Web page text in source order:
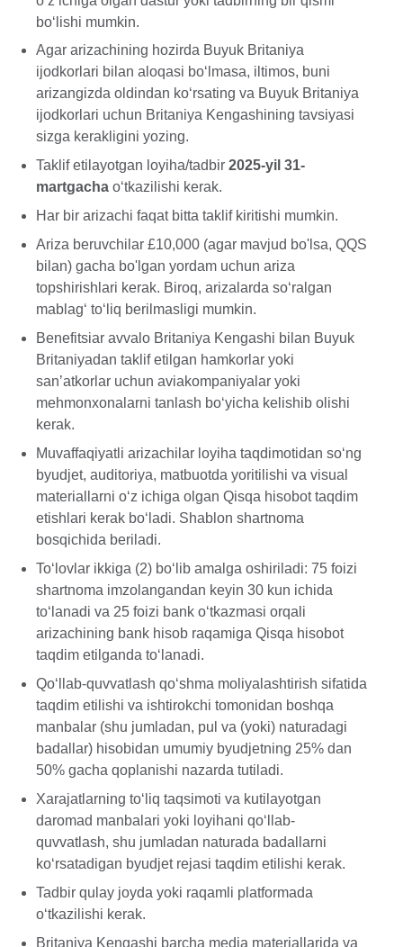
boʻlishi mumkin.
Agar arizachining hozirda Buyuk Britaniya
ijodkorlari bilan aloqasi bo‘lmasa, iltimos, buni
arizangizda oldindan koʻrsating va Buyuk Britaniya
ijodkorlari uchun Britaniya Kengashining tavsiyasi
sizga kerakligini yozing.
Taklif etilayotgan loyiha/tadbir 2025-yil 31-
martgacha o‘tkazilishi kerak.
Har bir arizachi faqat bitta taklif kiritishi mumkin.
Ariza beruvchilar £10,000 (agar mavjud bo'lsa, QQS
bilan) gacha bo'lgan yordam uchun ariza
topshirishlari kerak. Biroq, arizalarda so‘ralgan
mablag‘ toʻliq berilmasligi mumkin.
Benefitsiar avvalo Britaniya Kengashi bilan Buyuk
Britaniyadan taklif etilgan hamkorlar yoki
sanʼatkorlar uchun aviakompaniyalar yoki
mehmonxonalarni tanlash boʻyicha kelishib olishi
kerak.
Muvaffaqiyatli arizachilar loyiha taqdimotidan soʻng
byudjet, auditoriya, matbuotda yoritilishi va visual
materiallarni o‘z ichiga olgan Qisqa hisobot taqdim
etishlari kerak bo‘ladi. Shablon shartnoma
bosqichida beriladi.
To‘lovlar ikkiga (2) bo‘lib amalga oshiriladi: 75 foizi
shartnoma imzolangandan keyin 30 kun ichida
to‘lanadi va 25 foizi bank o‘tkazmasi orqali
arizachining bank hisob raqamiga Qisqa hisobot
taqdim etilganda to‘lanadi.
Qo‘llab-quvvatlash qo‘shma moliyalashtirish sifatida
taqdim etilishi va ishtirokchi tomonidan boshqa
manbalar (shu jumladan, pul va (yoki) naturadagi
badallar) hisobidan umumiy byudjetning 25% dan
50% gacha qoplanishi nazarda tutiladi.
Xarajatlarning to‘liq taqsimoti va kutilayotgan
daromad manbalari yoki loyihani qo‘llab-
quvvatlash, shu jumladan naturada badallarni
ko‘rsatadigan byudjet rejasi taqdim etilishi kerak.
Tadbir qulay joyda yoki raqamli platformada
o‘tkazilishi kerak.
Britaniya Kengashi barcha media materiallarida va